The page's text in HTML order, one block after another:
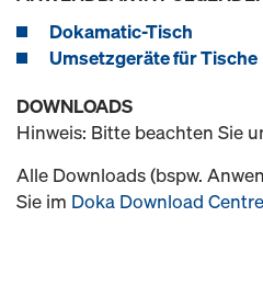
Dokamatic-Tisch
Umsetzgeräte für Tische
DOWNLOADS
Hinweis: Bitte beachten Sie
Alle Downloads (bspw.
Sie im Doka Download Centre